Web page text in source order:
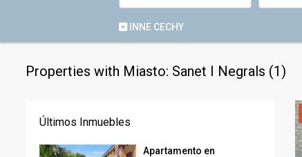
INNE CECHY
Properties with Miasto: Sanet I Negrals (1)
Últimos Inmuebles
Apartamento en